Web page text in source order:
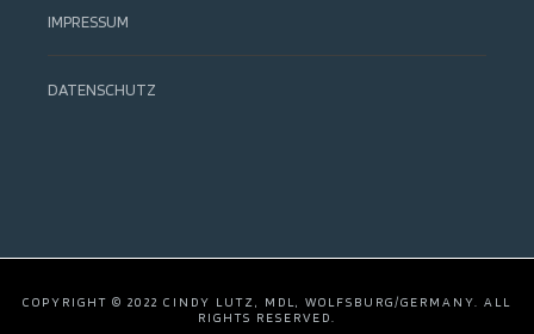
IMPRESSUM
DATENSCHUTZ
COPYRIGHT © 2022 CINDY LUTZ, MDL, WOLFSBURG/GERMANY. ALL
RIGHTS RESERVED.